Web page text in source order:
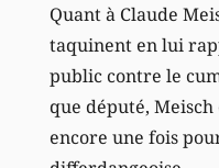
Quant à Claude
taquinent en lui
public contre le
que député,
encore une fois